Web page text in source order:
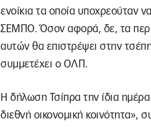
ενοίκια τα οποία υποχρεούταν
ΣΕΜΠΟ. Όσον αφορά, δε, τα
αυτών θα επιστρέψει στην
συμμετέχει ο ΟΛΠ.
Η δήλωση Τσίπρα την ίδια
διεθνή οικονομική